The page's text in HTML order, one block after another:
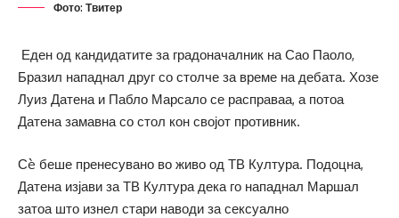
Фото: Твитер
Еден од кандидатите за градоначалник на Сао Паоло,
Бразил нападнал друг со столче за време на дебата. Хозе
Луиз Датена и Пабло Марсало се расправаа, а потоа
Датена замавна со стол кон својот противник.
Сè беше пренесувано во живо од ТВ Култура. Подоцна,
Датена изјави за ТВ Култура дека го нападнал Маршал
затоа што изнел стари наводи за сексуално